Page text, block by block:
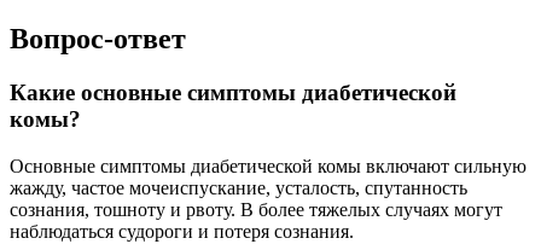
Вопрос-ответ
Какие основные симптомы диабетической
комы?
Основные симптомы диабетической комы включают сильную
жажду, частое мочеиспускание, усталость, спутанность
сознания, тошноту и рвоту. В более тяжелых случаях могут
наблюдаться судороги и потеря сознания.